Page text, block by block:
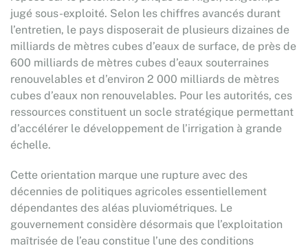
jugé sous-exploité. Selon les chiffres avancés durant
l’entretien, le pays disposerait de plusieurs dizaines de
milliards de mètres cubes d’eaux de surface, de près de
600 milliards de mètres cubes d’eaux souterraines
renouvelables et d’environ 2 000 milliards de mètres
cubes d’eaux non renouvelables. Pour les autorités, ces
ressources constituent un socle stratégique permettant
d’accélérer le développement de l’irrigation à grande
échelle.
Cette orientation marque une rupture avec des
décennies de politiques agricoles essentiellement
dépendantes des aléas pluviométriques. Le
gouvernement considère désormais que l’exploitation
maîtrisée de l’eau constitue l’une des conditions